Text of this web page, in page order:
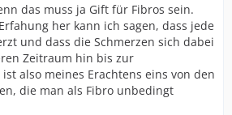
das muss ja Gift für Fibros sein.
her kann ich sagen, dass jede
und dass die Schmerzen sich dabei
Zeitraum hin bis zur
also meines Erachtens eins von den
die man als Fibro unbedingt